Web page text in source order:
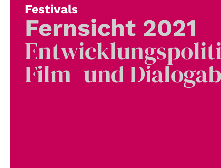
Festivals
Fernsicht 2021 -
Film- und